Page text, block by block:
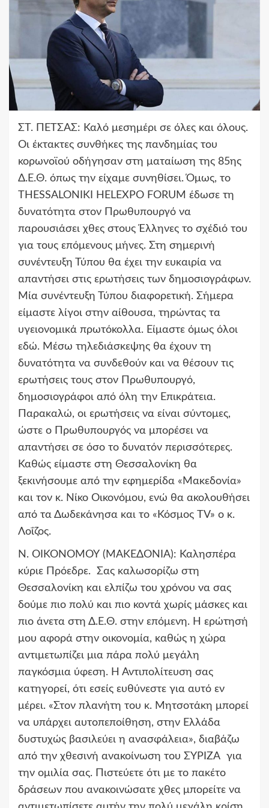
ΣΤ. ΠΕΤΣΑΣ: Καλό μεσημέρι σε όλες και όλους.
Οι έκτακτες συνθήκες της πανδημίας του
κορωνοϊού οδήγησαν στη ματαίωση της 85ης
Δ.Ε.Θ. όπως την είχαμε συνηθίσει. Όμως, το
THESSALONIKI HELEXPO FORUM έδωσε τη
δυνατότητα στον Πρωθυπουργό να
παρουσιάσει χθες στους Έλληνες το σχέδιό του
για τους επόμενους μήνες. Στη σημερινή
συνέντευξη Τύπου θα έχει την ευκαιρία να
απαντήσει στις ερωτήσεις των δημοσιογράφων.
Μία συνέντευξη Τύπου διαφορετική. Σήμερα
είμαστε λίγοι στην αίθουσα, τηρώντας τα
υγειονομικά πρωτόκολλα. Είμαστε όμως όλοι
εδώ. Μέσω τηλεδιάσκεψης θα έχουν τη
δυνατότητα να συνδεθούν και να θέσουν τις
ερωτήσεις τους στον Πρωθυπουργό,
δημοσιογράφοι από όλη την Επικράτεια.
Παρακαλώ, οι ερωτήσεις να είναι σύντομες,
ώστε ο Πρωθυπουργός να μπορέσει να
απαντήσει σε όσο το δυνατόν περισσότερες.
Καθώς είμαστε στη Θεσσαλονίκη θα
ξεκινήσουμε από την εφημερίδα «Μακεδονία»
και τον κ. Νίκο Οικονόμου, ενώ θα ακολουθήσει
από τα Δωδεκάνησα και το «Κόσμος TV» ο κ.
Λοΐζος.
Ν. ΟΙΚΟΝΟΜΟΥ (ΜΑΚΕΔΟΝΙΑ): Καλησπέρα
κύριε Πρόεδρε. Σας καλωσορίζω στη
Θεσσαλονίκη και ελπίζω του χρόνου να σας
δούμε πιο πολύ και πιο κοντά χωρίς μάσκες και
πιο άνετα στη Δ.Ε.Θ. στην επόμενη. Η ερώτησή
μου αφορά στην οικονομία, καθώς η χώρα
αντιμετωπίζει μια πάρα πολύ μεγάλη
παγκόσμια ύφεση. Η Αντιπολίτευση σας
κατηγορεί, ότι εσείς ευθύνεστε για αυτό εν
μέρει. «Στον πλανήτη του κ. Μητσοτάκη μπορεί
να υπάρχει αυτοπεποίθηση, στην Ελλάδα
δυστυχώς βασιλεύει η ανασφάλεια», διαβάζω
από την χθεσινή ανακοίνωση του ΣΥΡΙΖΑ για
την ομιλία σας. Πιστεύετε ότι με το πακέτο
δράσεων που ανακοινώσατε χθες μπορείτε να